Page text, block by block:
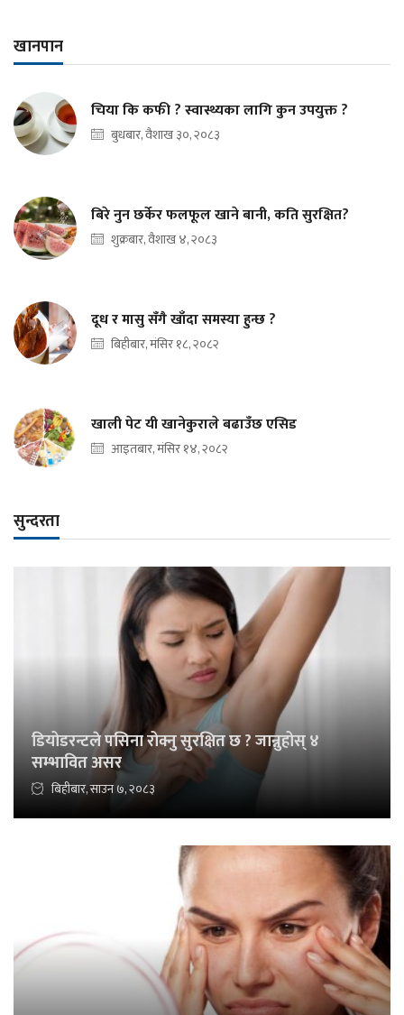
खानपान
चिया कि कफी ? स्वास्थ्यका लागि कुन उपयुक्त ?
बुधबार, वैशाख ३०, २०८३
बिरे नुन छर्केर फलफूल खाने बानी, कति सुरक्षित?
शुक्रबार, वैशाख ४, २०८३
दूध र मासु सँगै खाँदा समस्या हुन्छ ?
बिहीबार, मंसिर १८, २०८२
खाली पेट यी खानेकुराले बढाउँछ एसिड
आइतबार, मंसिर १४, २०८२
सुन्दरता
डियोडरन्टले पसिना रोक्नु सुरक्षित छ ? जान्नुहोस् ४
सम्भावित असर
बिहीबार, साउन ७, २०८३